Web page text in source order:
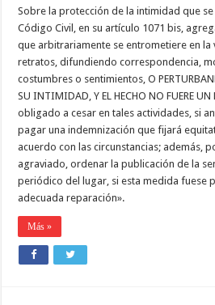
Sobre la protección de la intimidad que
Código Civil, en su artículo 1071 bis,
que arbitrariamente se entrometiere en la
retratos, difundiendo correspondencia,
costumbres o sentimientos, O
SU INTIMIDAD, Y EL HECHO NO FUERE
obligado a cesar en tales actividades, si
pagar una indemnización que fijará
acuerdo con las circunstancias; además,
agraviado, ordenar la publicación de la
periódico del lugar, si esta medida fuese
adecuada reparación».
Más »